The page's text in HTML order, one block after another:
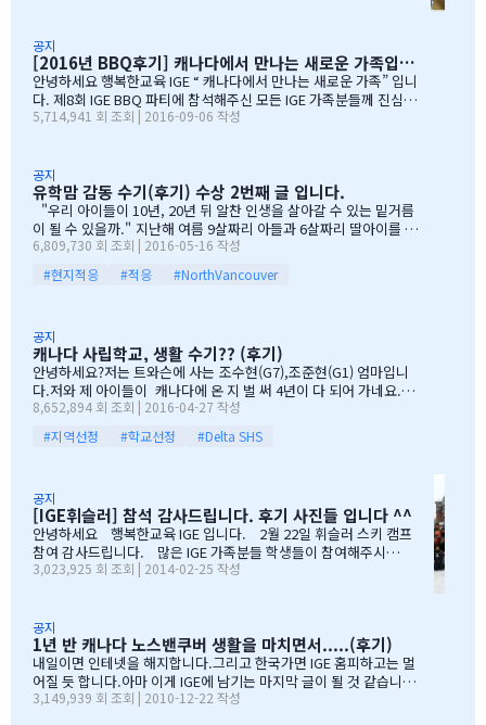
rean 어머님들은 준비성은 최고 인걸 다시 느끼게된 하루엿습니
다. 유학맘이야기에 댓글이 27 이였지만, 참석해주시는 학부모
님들은 50분이 넘으셔서, 처음 오픈닝때 당황스러웠지만요~~ 바
쁘신 와중에 참석해주신 [TD은행,오경호부동산,웨스트캐나다종
합보험,캐나다쉬핑(코쉽해운),한인모터스]VERY 감사드리며, 언제
데 불편한거 없이 꼼꼼히 준비하시기 바라며, 내일이면 아마도 무
한의 카톡 및 연락이 오지않을까 생각이 …
공지
[2016년 BBQ후기] 캐나다에서 만나는 새로운 가족입니다
안녕하세요 행복한교육 IGE “ 캐나다에서 만나는 새로운 가족” 입니
다. 제8회 IGE BBQ 파티에 참석해주신 모든 IGE 가족분들께 진심으
로 감사드립니다. 오전에 비가 와서 걱정 또 걱정을 하였지만, 어느
전부터 차근 차근 준비하엿습니다. 많은 IGE 가족분들께서 참석해주
셧으며,(총114가족) 노스밴쿠버,랭리교육청 교육감님들께서도 참석
해주셧습니다. 11시30분부터 오픈닝을 시작하엿고, 12시부터 BBQ
파티 시작으로 START 하엿지요. 그 다음 자녀학생들을 위하여 보물
찻기 그리고 Q & A 를 시작으로 학부모님들께 답을 마추신 분들께 선
물을 증정하는 즐거운 시간을 가져습니다. 매년 여름마다 BBQ 파티
를 진행하면서 시간이 정말 빨리 가는구나 생각이 듭니다. 맨처음…
5,714,941 회 조회 | 2016-09-06 작성
공지
유학맘 감동 수기(후기) 수상 2번째 글 입니다.
"우리 아이들이 10년, 20년 뒤 알찬 인생을 살아갈 수 있는 밑거름
이 될 수 있을까." 지난해 여름 9살짜리 아들과 6살짜리 딸아이를 데
리고 캐나다 밴쿠버로 조기유학을 떠날 결심을 했을 때, 매일밤 떠오
르는 고민이었습니다. 지난 10여년동안 부모님과 함께 삼대가 살아
왔기에 고민은 더욱 컸습니다. 가족이 떨어져 지내는 시간을 나이 드
遷之敎, 맹자의 어머니가 자식을 위해 세 번 이사했다는 뜻)는 못할
망정, 조금이라도 기회가 있을 때 망설이지 말라"는 말로 오히려 제
등을 떠미셨습니다. 경제적인 여건이 딱히 좋은 것도 아니었습니다.
유학비용도 평소 한국에서 들어가던 교육비에 생활비가 조금 더 들어
가는 수준으로 잡았습니다. 자린고비 정신으로 단단히 무장을 했지
요. 어찌보면 단순무식하게 "영어도 배우고 아이들이 살아…
6,809,730 회 조회 | 2016-05-16 작성
#현지적응
#적응 #NorthVancouver
공지
캐나다 사립학교, 생활 수기?? (후기)
안녕하세요?저는 트와슨에 사는 조수현(G7),조준현(G1) 엄마입니
다.저와 제 아이들이 캐나다에 온 지 벌 써 4년이 다 되어 가네요.이
렇게 오래 있게 된 이유는 단 하나 너무 좋아서 입니다.철새도래지 바
다도 가까이 있고 조용하고 제 아이들이 다니는 학교도 너무 좋습니
다.백인 비율도 높고요.ㅎㅎ제가 가장 만족도가 높았던 높게 생각 하
정말 대단합니다.발론티어로 돌아가는 것도 대단하고요. 큰아이가
처음 왔을 떼 G4 영어도 잘 못하고 힘들어 할 때 워낙 엉뚱한 놈이라
엉뚱한 짓을 할 때도 선생님께서 괜찮다고남자아이들은 그렇게 크는
거라고 말씀해주시고아이의 작은 장단점도 다 알고 계시고 장점도
크게 칭찬해주시고학년 마지막 주에는 저를 앉혀놓고 방학 캠프 리
8,652,894 회 조회 | 2016-04-27 작성
#지역선정
#학교선정 #Delta SHS
공지
[IGE휘슬러] 참석 감사드립니다. 후기 사진들 입니다 ^^
안녕하세요 행복한교육 IGE 입니다. 2월 22일 휘슬러 스키 캠프
참여 감사드립니다. 많은 IGE 가족분들 학생들이 참여해주시고,
빛내주셔서 감사드립니다. 안타깝게도 화창한 날씨여야하는데,
장님, 웨스트캐나다 보험 김정중부장님, 하나투어 지용구님, IGE S
CHOOL 부서에 김미정선생님, 박숙희 선생님 그리고 코퀴틀람 사
무실에 김의정팀장님, 김예경님 진심을 감사드립니다. 마지막으
로 요번 행사를 진행해주신 전준성 본부장님께 감사드리며, 이벤트
까지 준비해주신 본부장님 수고많으셨습니다. " 스키 이벤트" 꼭
3,023,925 회 조회 | 2014-02-25 작성
공지
1년 반 캐나다 노스밴쿠버 생활을 마치면서.....(후기)
내일이면 인테넷을 해지합니다.그리고 한국가면 IGE 홈피하고는 멀
어질 듯 합니다.아마 이게 IGE에 남기는 마지막 글이 될 것 같습니다
1년 반동안의 시간...저희 아이들에게 너무 소중한 시간이였습니다.
3,149,939 회 조회 | 2010-12-22 작성